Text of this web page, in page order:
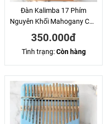
Đàn Kalimba 17 Phím
Nguyên Khối Mahogany Cún
Vàng KaLinh
350.000đ
Tình trạng:Còn hàng